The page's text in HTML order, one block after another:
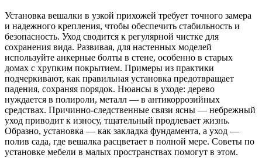
Установка вешалки в узкой прихожей требует точного замера
и надежного крепления, чтобы обеспечить стабильность и
безопасность. Уход сводится к регулярной чистке для
сохранения вида. Развивая, для настенных моделей
используйте анкерные болты в стене, особенно в старых
домах с хрупким покрытием. Примеры из практики
подчеркивают, как правильная установка предотвращает
падения, сохраняя порядок. Нюансы в уходе: дерево
нуждается в полироли, металл — в антикоррозийных
средствах. Причинно-следственные связи ясны — небрежный
уход приводит к износу, тщательный продлевает жизнь.
Образно, установка — как закладка фундамента, а уход —
полив сада, где вешалка расцветает в полной мере. Советы по
установке мебели в малых пространствах помогут в этом.